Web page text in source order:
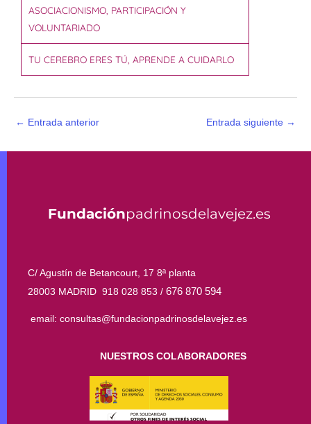
ASOCIACIONISMO, PARTICIPACIÓN Y
VOLUNTARIADO
TU CEREBRO ERES TÚ, APRENDE A CUIDARLO
← Entrada anterior Entrada siguiente →
Fundaciónpadrinosdelavejez.es
C/ Agustín de Betancourt, 17 8ª planta
28003 MADRID 918 028 853 / 676 870 594
email: consultas@fundacionpadrinosdelavejez.es
NUESTROS COLABORADORES